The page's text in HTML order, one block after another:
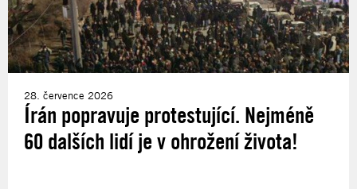
28. července 2026
Írán popravuje protestující. Nejméně
60 dalších lidí je v ohrožení života!